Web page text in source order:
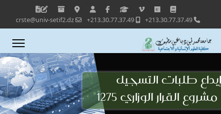
213.30.77.37.49+
213.30.77.37.49+
crste@univ-setif2.dz